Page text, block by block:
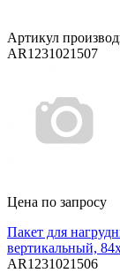
Артикул
AR1231021507
Цена по запросу
Пакет для
вертикальный,
AR1231021506